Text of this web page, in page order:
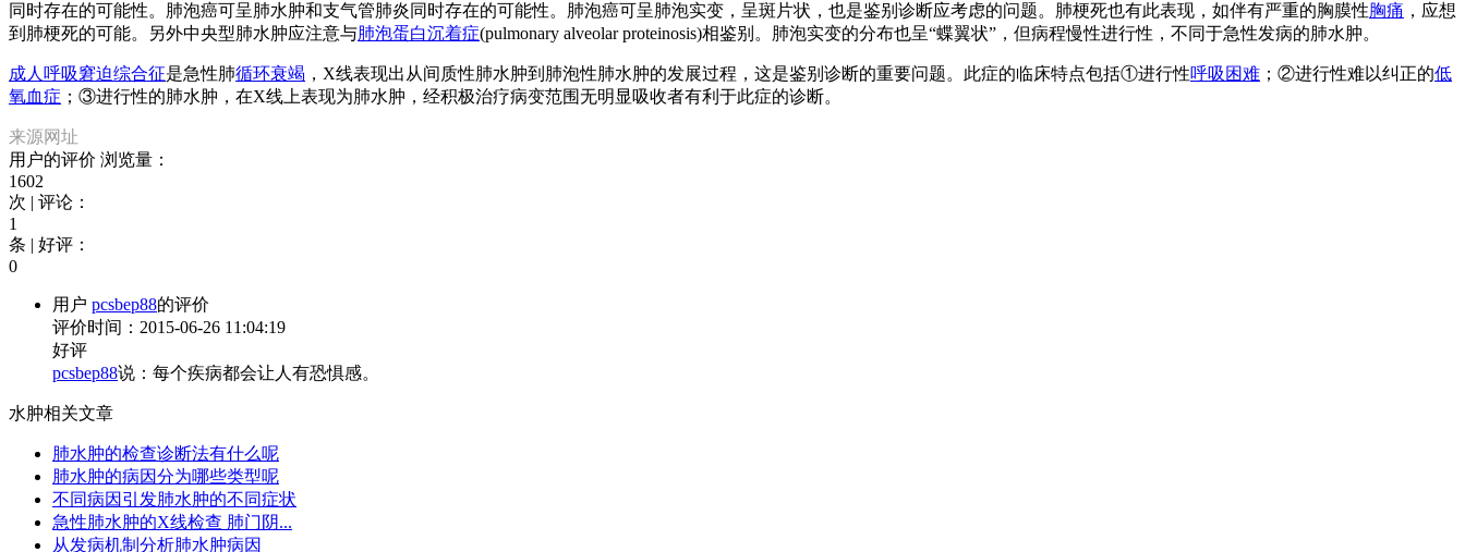
同时存在的可能性。肺泡癌可呈肺水肿和支气管肺炎同时存在的可能性。肺泡癌可呈肺泡实变，呈斑片状，也是鉴别诊断应考虑的问题。肺梗死也有此表现，如伴有严重的胸膜性胸痛 ，应想
到肺梗死的可能。另外中央型肺水肿应注意与肺泡蛋白沉着症(pulmonary alveolar proteinosis)相鉴别。肺泡实变的分布也呈“蝶翼状”，但病程慢性进行性，不同于急性发病的肺水肿。
成人呼吸窘迫综合征是急性肺循环衰竭 ，X线表现出从间质性肺水肿到肺泡性肺水肿的发展过程，这是鉴别诊断的重要问题。此症的临床特点包括①进行性呼吸困难 ；②进行性难以纠正的低
氧血症 ；③进行性的肺水肿，在X线上表现为肺水肿，经积极治疗病变范围无明显吸收者有利于此症的诊断。
来源网址
用户的评价 浏览量：
1602
次 | 评论：
1
条 | 好评：
0
用户 pcsbep88的评价
评价时间：2015-06-26 11:04:19
好评
pcsbep88说：每个疾病都会让人有恐惧感。
水肿相关文章
肺水肿的检查诊断法有什么呢
肺水肿的病因分为哪些类型呢
不同病因引发肺水肿的不同症状
急性肺水肿的X线检查 肺门阴...
从发病机制分析肺水肿病因